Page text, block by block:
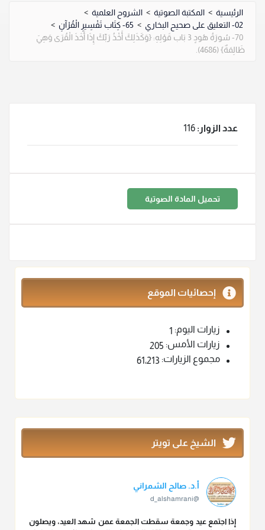
الرئيسية > المكتبة الصوتية > الشروح العلمية >
02- التعليق على صحيح البخاري
> 65- كِتَاب تَفْسِيرِ الْقُرْآنِ
>
70- سُورَةُ هُودٍ 3 بَاب قَوْلِهِ: {وَكَذَلِكَ أَخْذُ رَبِّكَ إِذَا أَخَذَ الْقُرَى وَهِيَ
ظَالِمَةٌ} (4686).
عدد الزوار: 116
تحميل المادة الصوتية
إحصائيات الموقع
زيارات اليوم: 1
زيارات الأمس: 205
مجموع الزيارات: 61٬213
الشيخ على تويتر
أ.د. صالح الشمراني
@d_alshamrani
إذا اجتمع عيد وجمعة سقطت الجمعة عمن شهد العيد، ويصلون